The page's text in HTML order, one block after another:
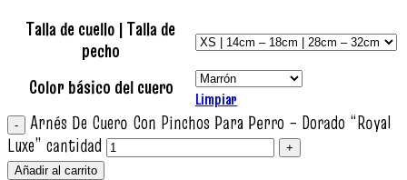
Talla de cuello | Talla de
pecho
Color básico del cuero
Limpiar
Arnés De Cuero Con Pinchos Para Perro – Dorado “Royal
Luxe” cantidad
Añadir al carrito